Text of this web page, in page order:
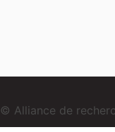
© Alliance de